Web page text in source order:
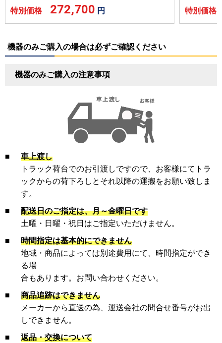
特別価格 272,700 円 特別価
機器のみご購入の場合は必ずご確認ください
機器のみご購入の注意事項
■
車上渡し
トラック荷台でのお引渡しですので、お客様にてトラ
ックからの荷下ろしとそれ以降の運搬をお願い致しま
す。
■
配送日のご指定は、月～金曜日です
土曜・日曜・祝日はご指定いただけません。
■
時間指定は基本的にできません
地域・商品によっては別途費用にて、時間指定ができ
る場
合もあります。お問い合わせください。
■
商品追跡はできません
メーカーから直送の為、運送会社の問合せ番号がお出
しできません。
■
返品・交換について